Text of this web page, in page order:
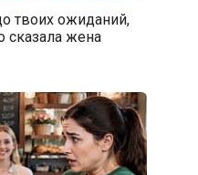
твоих ожиданий,
сказала жена